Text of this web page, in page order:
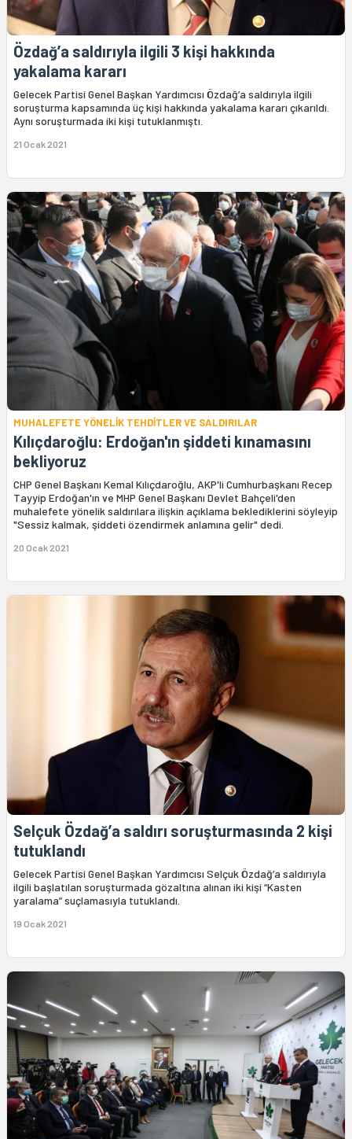
Özdağ’a saldırıyla ilgili 3 kişi hakkında
yakalama kararı
Gelecek Partisi Genel Başkan Yardımcısı Özdağ’a saldırıyla ilgili
soruşturma kapsamında üç kişi hakkında yakalama kararı çıkarıldı.
Aynı soruşturmada iki kişi tutuklanmıştı.
21 Ocak 2021
MUHALEFETE YÖNELİK TEHDİTLER VE SALDIRILAR
Kılıçdaroğlu: Erdoğan'ın şiddeti kınamasını
bekliyoruz
CHP Genel Başkanı Kemal Kılıçdaroğlu, AKP'li Cumhurbaşkanı Recep
Tayyip Erdoğan'ın ve MHP Genel Başkanı Devlet Bahçeli'den
muhalefete yönelik saldırılara ilişkin açıklama beklediklerini söyleyip
"Sessiz kalmak, şiddeti özendirmek anlamına gelir" dedi.
20 Ocak 2021
Selçuk Özdağ’a saldırı soruşturmasında 2 kişi
tutuklandı
Gelecek Partisi Genel Başkan Yardımcısı Selçuk Özdağ’a saldırıyla
ilgili başlatılan soruşturmada gözaltına alınan iki kişi “Kasten
yaralama” suçlamasıyla tutuklandı.
19 Ocak 2021